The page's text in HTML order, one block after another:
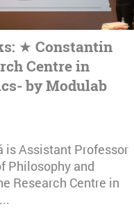
★ Constantin
Centre in
by Modulab
is Assistant Professor
Philosophy and
Research Centre in